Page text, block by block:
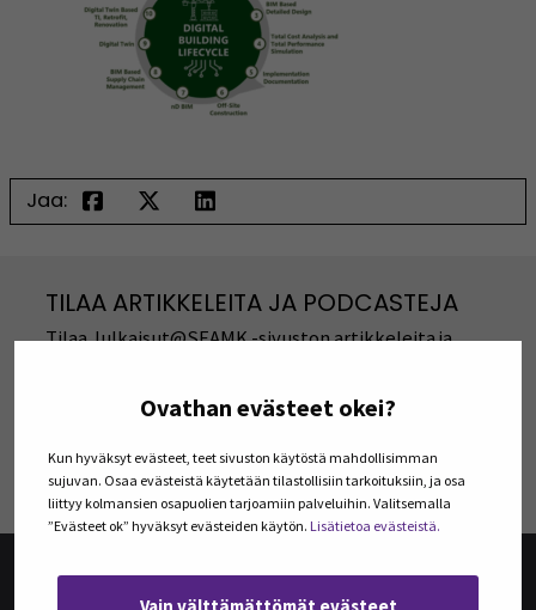
Ovathan evästeet okei?
Kun hyväksyt evästeet, teet sivuston käytöstä mahdollisimman
sujuvan. Osaa evästeistä käytetään tilastollisiin tarkoituksiin, ja osa
liittyy kolmansien osapuolien tarjoamiin palveluihin. Valitsemalla
”Evästeet ok” hyväksyt evästeiden käytön. Lisätietoa evästeistä.
Jaa:
TILAA ARTIKKELEITA JA PODCASTEJA
Tilaa Julkaisut@SEAMK -sivuston artikkeleita ja
kerran kuukaudessa.
TILAA UUTISKIRJEITÄ